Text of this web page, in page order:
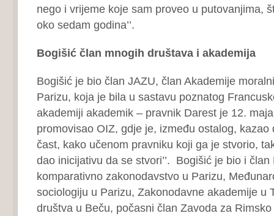
nego i vrijeme koje sam proveo u putovanjima,
oko sedam godina’’.
Bogišić član mnogih društava i akademija
Bogišić je bio član JAZU, član Akademije
Parizu, koja je bila u sastavu poznatog
akademiji akademik – pravnik Darest je 12.
promovisao OIZ, gdje je, između ostalog, kazao
čast, kako učenom pravniku koji ga je stvorio,
dao inicijativu da se stvori’’. Bogišić je bio i član
komparativno zakonodavstvo u Parizu,
sociologiju u Parizu, Zakonodavne akademije u
društva u Beču, počasni član Zavoda za